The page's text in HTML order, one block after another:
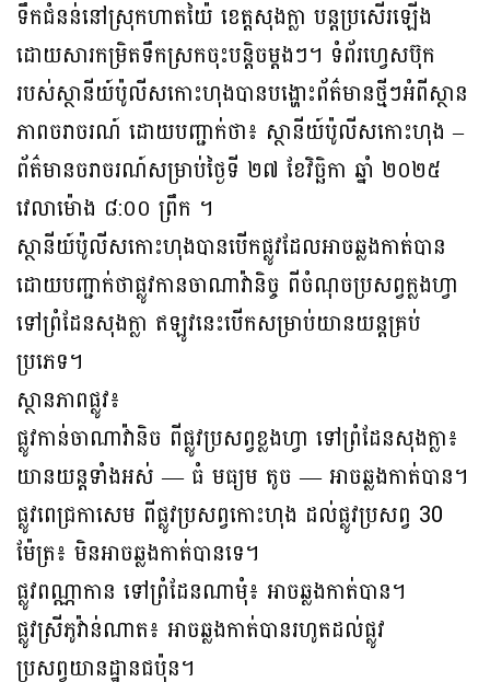
ទឹកជំនន់នៅស្រុកហាតយ៉ៃ ខេត្តសុងក្លា បន្តប្រសើរឡើង
ដោយសារកម្រិតទឹកស្រកចុះបន្តិចម្តងៗ។ ទំព័រហ្វេសប៊ុក
របស់ស្ថានីយ៍ប៉ូលីសកោះហុងបានបង្ហោះព័ត៌មានថ្មីៗអំពីស្ថាន
ភាពចរាចរណ៍ ដោយបញ្ជាក់ថា៖ ស្ថានីយ៍ប៉ូលីសកោះហុង –
ព័ត៌មានចរាចរណ៍សម្រាប់ថ្ងៃទី ២៧ ខែវិច្ឆិកា ឆ្នាំ ២០២៥
វេលាម៉ោង ៨:០០ ព្រឹក ។
ស្ថានីយ៍ប៉ូលីសកោះហុងបានបើកផ្លូវដែលអាចឆ្លងកាត់បាន
ដោយបញ្ជាក់ថាផ្លូវកានចាណាវ៉ានិច្ច ពីចំណុចប្រសព្វក្លងហ្វា
ទៅព្រំដែនសុងក្លា ឥឡូវនេះបើកសម្រាប់យានយន្តគ្រប់
ប្រភេទ។
ស្ថានភាពផ្លូវ៖
ផ្លូវកាន់ចាណាវ៉ានិច ពីផ្លូវប្រសព្វខ្លងហ្វា ទៅព្រំដែនសុងក្លា៖
យានយន្តទាំងអស់ — ធំ មធ្យម តូច — អាចឆ្លងកាត់បាន។
ផ្លូវពេជ្រកាសេម ពីផ្លូវប្រសព្វកោះហុង ដល់ផ្លូវប្រសព្វ 30
ម៉ែត្រ៖ មិនអាចឆ្លងកាត់បានទេ។
ផ្លូវពណ្ណាកាន ទៅព្រំដែនណាមុំ៖ អាចឆ្លងកាត់បាន។
ផ្លូវស្រីភូវ៉ាន់ណាត៖ អាចឆ្លងកាត់បានរហូតដល់ផ្លូវ
ប្រសព្វយានដ្ឋានជប៉ុន។